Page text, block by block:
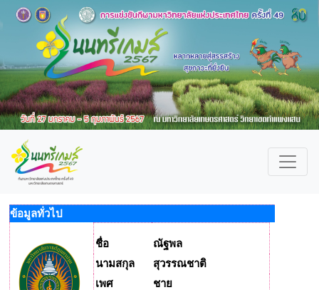
ข้อมูลทั่วไป
ชื่อ
ณัฐพล
นามสกุล
สุวรรณชาติ
เพศ
ชาย